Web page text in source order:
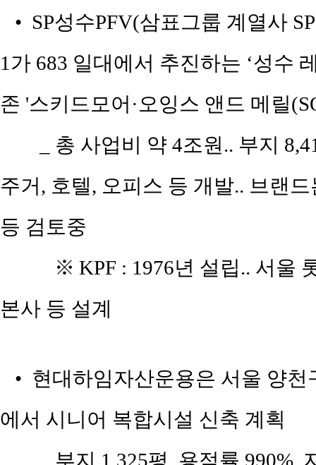
• SP성수PFV(삼표그룹 계열사
1가 683 일대에서 추진하는 ‘성수
존 '스키드모어·오잉스 앤드 메릴
_ 총 사업비 약 4조원.. 부지
주거, 호텔, 오피스 등 개발.. 브랜
등 검토중
※ KPF : 1976년 설립.. 서울
본사 등 설계
• 현대하임자산운용은 서울 양천
에서 시니어 복합시설 신축 계획
_ 부지 1,325평, 용적률